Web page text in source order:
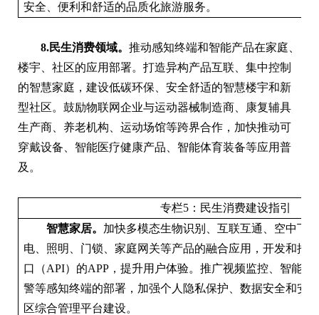
安全、便利和舒适的品质化旅游服务。
8.民生消费领域。 推动感知终端和智能产品在家庭、
楼宇、社区的应用部署。打造异构产品互联、集中控制
的智慧家庭，建设低碳环保、安全舒适的智慧楼宇和新
型社区。鼓励物联网企业与运动器械制造商、康复辅具
生产商、养老机构、运动场馆等跨界合作，加快推动可
穿戴设备、智能医疗健康产品、智能体育装备等应用普
及。
专栏5：民生消费建设指引
智慧家居。 加快多模态生物识别、互联互通、空中下
电、照明、门锁、家庭网关等产品的融合应用，开发和推
口（API）的APP，提升用户体验。推广视频监控、智能
警等感知终端的部署，加强个人隐私保护、数据安全和安
区综合管理平台建设。